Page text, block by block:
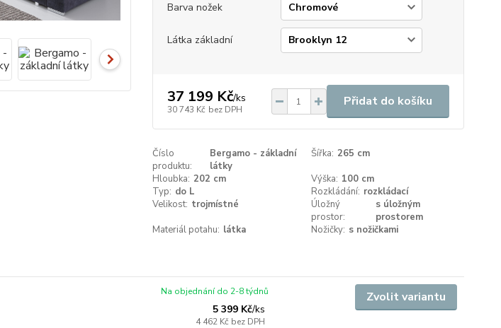
Barva nožek
Látka základní
37 199 Kč/ks
30 743 Kč bez DPH
Přidat do košíku
Číslo
produktu:
Bergamo - základní
látky
Šířka: 265 cm
Hloubka: 202 cm Výška: 100 cm
Typ: do L Rozkládání: rozkládací
Velikost: trojmístné
Úložný
prostor:
s úložným
prostorem
Materiál potahu: látka Nožičky: s nožičkami
5 399 Kč/ks
4 462 Kč bez DPH
Na objednání do 2-8 týdnů Zvolit variantu